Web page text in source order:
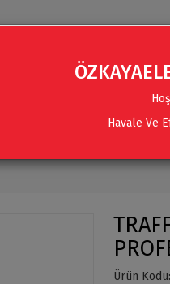
AKSESUARLAR
Ürün Kodu:
Havale Ve